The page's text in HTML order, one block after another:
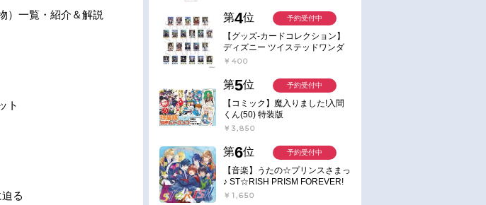
）一覧・紹介＆解説
ト
る
第4位
【グッズ-カードコレクション】
ディズニー ツイステッドワンダ
ーランド ランダムカードコレク
￥400
予約受付中
第5位
【コミック】魔入りました!入間
くん(50) 特装版
￥3,850
予約受付中
第6位
【音楽】うたの☆プリンスさまっ
♪ ST☆RISH PRISM FOREVER!
￥1,650
予約受付中